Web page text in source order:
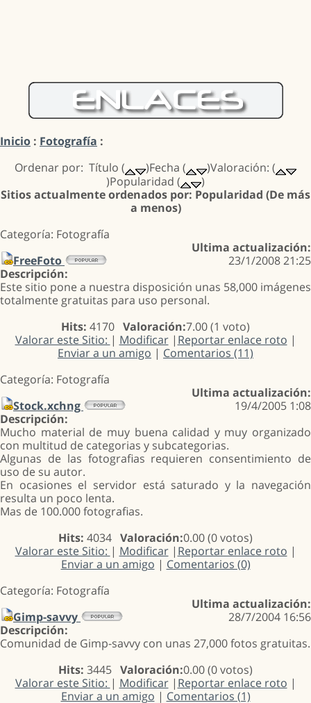
Inicio : Fotografía :
Ordenar por: Título (
)Fecha (
)Valoración: (
)Popularidad (
)
Sitios actualmente ordenados por: Popularidad (De más
a menos)
Categoría: Fotografía
FreeFoto
Ultima actualización:
23/1/2008 21:25
Descripción:
Este sitio pone a nuestra disposición unas 58,000 imágenes
totalmente gratuitas para uso personal.
Hits: 4170 Valoración:7.00 (1 voto)
Valorar este Sitio: | Modificar| Reportar enlace roto |
Enviar a un amigo | Comentarios (11)
Categoría: Fotografía
Stock.xchng
Ultima actualización:
19/4/2005 1:08
Descripción:
Mucho material de muy buena calidad y muy organizado
con multitud de categorias y subcategorias.
Algunas de las fotografias requieren consentimiento de
uso de su autor.
En ocasiones el servidor está saturado y la navegación
resulta un poco lenta.
Mas de 100.000 fotografias.
Hits: 4034 Valoración:0.00 (0 votos)
Valorar este Sitio: | Modificar| Reportar enlace roto |
Enviar a un amigo | Comentarios (0)
Categoría: Fotografía
Gimp-savvy
Ultima actualización:
28/7/2004 16:56
Descripción:
Comunidad de Gimp-savvy con unas 27,000 fotos gratuitas.
Hits: 3445 Valoración:0.00 (0 votos)
Valorar este Sitio: | Modificar| Reportar enlace roto |
Enviar a un amigo | Comentarios (1)